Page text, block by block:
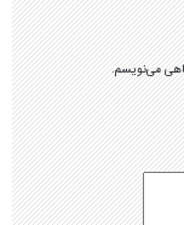
می‌نویسم.